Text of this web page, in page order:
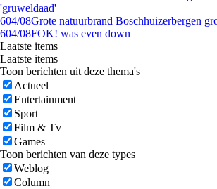
'gruweldaad'
604/08Grote natuurbrand Boschhuizerbergen
604/08FOK! was even down
Laatste items
Laatste items
Toon berichten uit deze thema's
Actueel
Entertainment
Sport
Film & Tv
Games
Toon berichten van deze types
Weblog
Column